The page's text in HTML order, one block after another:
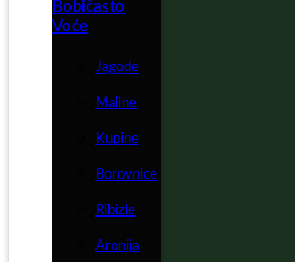
Bobičasto
Voće
Jagode
Maline
Kupine
Borovnice
Ribizle
Aronija